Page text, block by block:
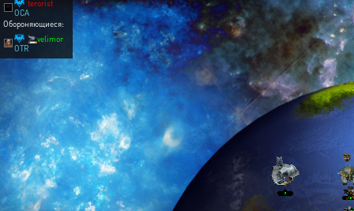
terorist
OCA
Обороняющиеся:
🚬velimor
OTR